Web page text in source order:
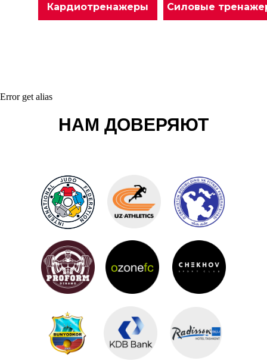
Кардиотренажеры Силовые
Error get alias
НАМ ДОВЕРЯЮТ